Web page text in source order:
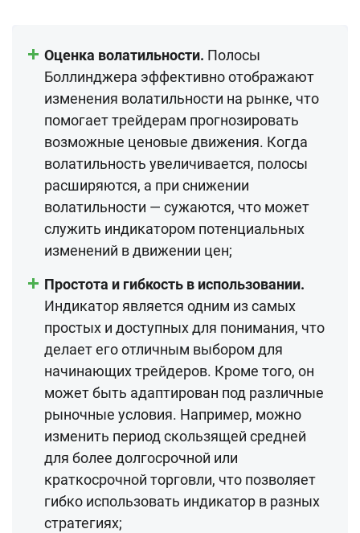
Оценка волатильности. Полосы
Боллинджера эффективно отображают
изменения волатильности на рынке, что
помогает трейдерам прогнозировать
возможные ценовые движения. Когда
волатильность увеличивается, полосы
расширяются, а при снижении
волатильности — сужаются, что может
служить индикатором потенциальных
изменений в движении цен;
Простота и гибкость в использовании.
Индикатор является одним из самых
простых и доступных для понимания, что
делает его отличным выбором для
начинающих трейдеров. Кроме того, он
может быть адаптирован под различные
рыночные условия. Например, можно
изменить период скользящей средней
для более долгосрочной или
краткосрочной торговли, что позволяет
гибко использовать индикатор в разных
стратегиях;